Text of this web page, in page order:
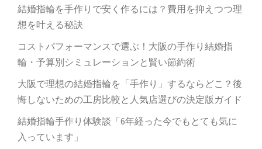
結婚指輪を手作りで安く作るには？費用を抑えつつ理
想を叶える秘訣
コストパフォーマンスで選ぶ！大阪の手作り結婚指
輪・予算別シミュレーションと賢い節約術
大阪で理想の結婚指輪を「手作り」するならどこ？後
悔しないための工房比較と人気店選びの決定版ガイド
結婚指輪手作り体験談「6年経った今でもとても気に
入っています」